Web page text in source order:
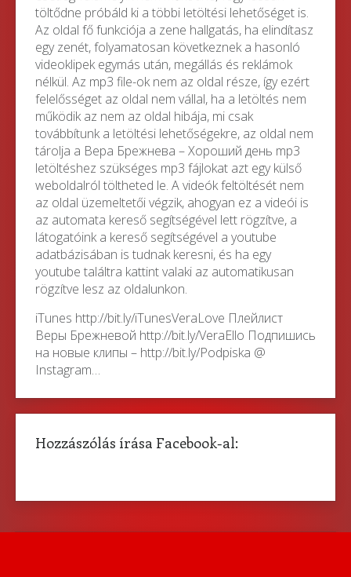
töltődne próbáld ki a többi letöltési lehetőséget is.
Az oldal fő funkciója a zene hallgatás, ha elindítasz
egy zenét, folyamatosan következnek a hasonló
videoklipek egymás után, megállás és reklámok
nélkül. Az mp3 file-ok nem az oldal része, így ezért
felelősséget az oldal nem vállal, ha a letöltés nem
működik az nem az oldal hibája, mi csak
továbbítunk a letöltési lehetőségekre, az oldal nem
tárolja a Вера Брежнева – Хороший день mp3
letöltéshez szükséges mp3 fájlokat azt egy külső
weboldalról töltheted le. A videók feltöltését nem
az oldal üzemeltetői végzik, ahogyan ez a videói is
az automata kereső segítségével lett rögzítve, a
látogatóink a kereső segítségével a youtube
adatbázisában is tudnak keresni, és ha egy
youtube találtra kattint valaki az automatikusan
rögzítve lesz az oldalunkon.
iTunes http://bit.ly/iTunesVeraLove Плейлист
Веры Брежневой http://bit.ly/VeraEllo Подпишись
на новые клипы – http://bit.ly/Podpiska @
Instagram…
Hozzászólás írása Facebook-al: